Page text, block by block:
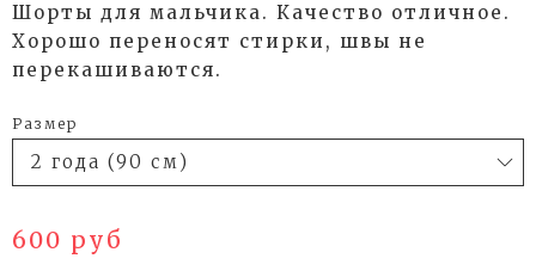
Шорты для мальчика. Качество отличное.
Хорошо переносят стирки, швы не
перекашиваются.
Размер
600 руб